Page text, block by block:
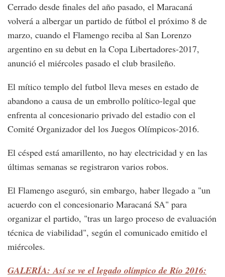
Cerrado desde finales del año pasado, el Maracaná
volverá a albergar un partido de fútbol el próximo 8 de
marzo, cuando el Flamengo reciba al San Lorenzo
argentino en su debut en la Copa Libertadores-2017,
anunció el miércoles pasado el club brasileño.
El mítico templo del futbol lleva meses en estado de
abandono a causa de un embrollo político-legal que
enfrenta al concesionario privado del estadio con el
Comité Organizador del los Juegos Olímpicos-2016.
El césped está amarillento, no hay electricidad y en las
últimas semanas se registraron varios robos.
El Flamengo aseguró, sin embargo, haber llegado a "un
acuerdo con el concesionario Maracaná SA" para
organizar el partido, "tras un largo proceso de evaluación
técnica de viabilidad", según el comunicado emitido el
miércoles.
GALERÍA: Así se ve el legado olímpico de Río 2016: